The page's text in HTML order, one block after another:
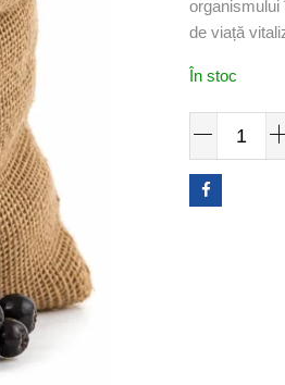
organismului
de viață
În stoc